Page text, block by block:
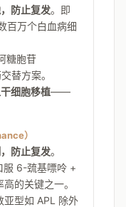
防止复发。即
百万个白血病细
糖胞苷
替方案。
细胞移植——
）
防止复发。
服 6-巯基嘌呤 +
的关键之一。
亚型如 APL 除外